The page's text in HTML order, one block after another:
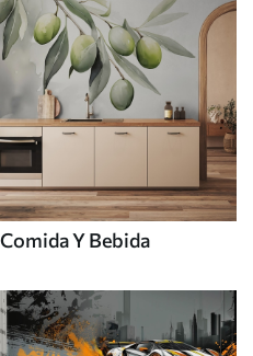
Comida Y Bebida